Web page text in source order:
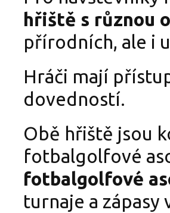
hřiště s různou
přírodních, ale i
Hráči mají
dovedností.
Obě hřiště jsou
fotbalgolfové
fotbalgolfové
turnaje a